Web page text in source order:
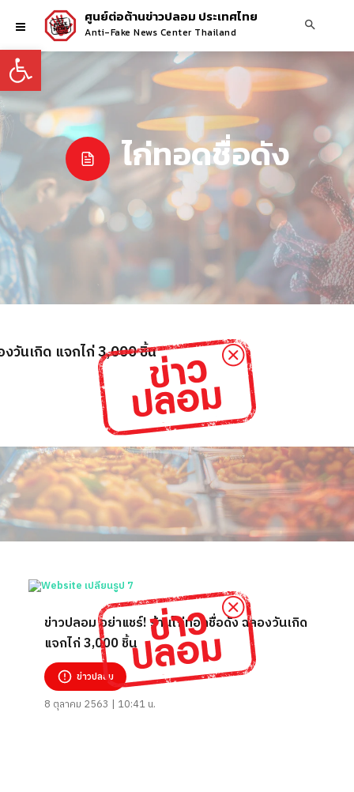
Open toolbar
ศูนย์ต่อต้านข่าวปลอม ประเทศไทย
Anti-Fake News Center Thailand
ไก่ทอดชื่อดัง
วันเกิด แจกไก่ 3,000 ชิ้น
ข่าวปลอม อย่าแชร์! ร้านไก่ทอดชื่อดัง ฉลองวันเกิด
แจกไก่ 3,000 ชิ้น
ข่าวปลอม
8 ตุลาคม 2563 | 10:41 น.